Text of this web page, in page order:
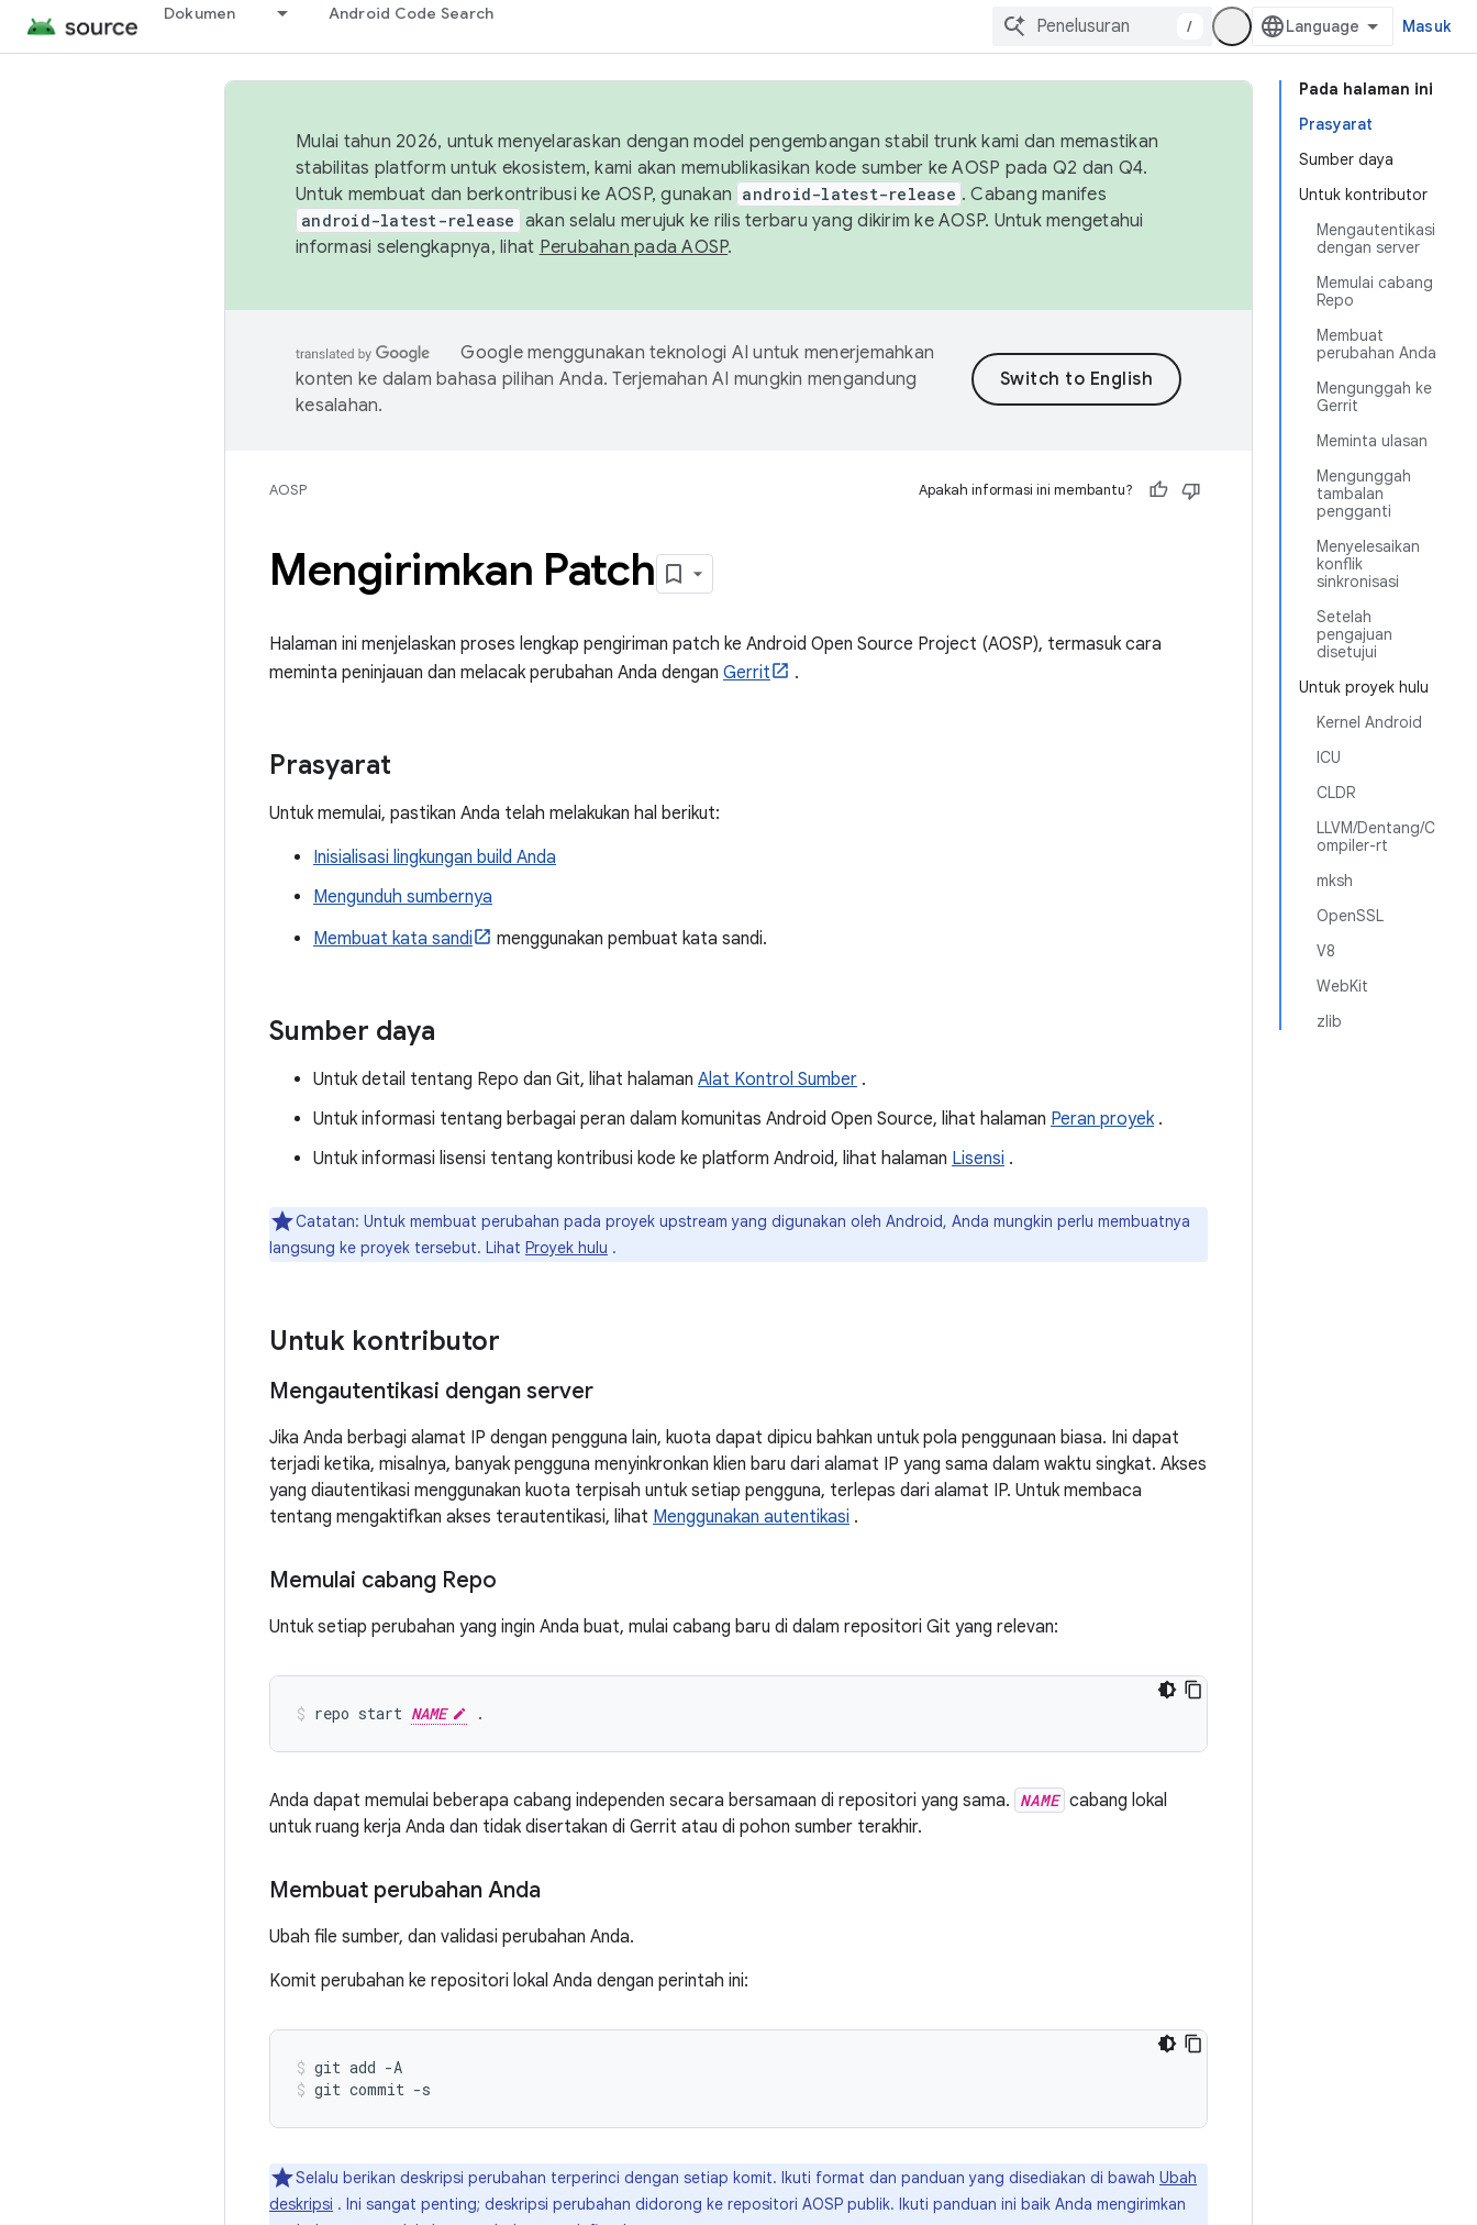
Dokumen Android Code Search
/ Masuk
Pada halaman ini
Prasyarat
Sumber daya
Untuk kontributor
Mengautentikasi
dengan server
Memulai cabang
Repo
Membuat
perubahan Anda
Mengunggah ke
Gerrit
Meminta ulasan
Mengunggah
tambalan
pengganti
Menyelesaikan
konflik
sinkronisasi
Setelah
pengajuan
disetujui
Untuk proyek hulu
Kernel Android
ICU
CLDR
LLVM/Dentang/C
ompiler-rt
mksh
OpenSSL
V8
WebKit
zlib
Mulai tahun 2026, untuk menyelaraskan dengan model pengembangan stabil trunk kami dan memastikan
stabilitas platform untuk ekosistem, kami akan memublikasikan kode sumber ke AOSP pada Q2 dan Q4.
Untuk membuat dan berkontribusi ke AOSP, gunakan android-latest-release . Cabang manifes
android-latest-release akan selalu merujuk ke rilis terbaru yang dikirim ke AOSP. Untuk mengetahui
informasi selengkapnya, lihat Perubahan pada AOSP.
Google menggunakan teknologi AI untuk menerjemahkan
konten ke dalam bahasa pilihan Anda. Terjemahan AI mungkin mengandung
kesalahan.
AOSP Apakah informasi ini membantu?
Mengirimkan Patch
Halaman ini menjelaskan proses lengkap pengiriman patch ke Android Open Source Project (AOSP), termasuk cara
meminta peninjauan dan melacak perubahan Anda dengan Gerrit .
Prasyarat
Untuk memulai, pastikan Anda telah melakukan hal berikut:
Inisialisasi lingkungan build Anda
Mengunduh sumbernya
Membuat kata sandi
menggunakan pembuat kata sandi.
Sumber daya
Untuk detail tentang Repo dan Git, lihat halaman Alat Kontrol Sumber .
Untuk informasi tentang berbagai peran dalam komunitas Android Open Source, lihat halaman Peran proyek.
Untuk informasi lisensi tentang kontribusi kode ke platform Android, lihat halaman Lisensi .
Catatan: Untuk membuat perubahan pada proyek upstream yang digunakan oleh Android, Anda mungkin perlu membuatnya
langsung ke proyek tersebut. Lihat Proyek hulu .
Untuk kontributor
Mengautentikasi dengan server
Jika Anda berbagi alamat IP dengan pengguna lain, kuota dapat dipicu bahkan untuk pola penggunaan biasa. Ini dapat
terjadi ketika, misalnya, banyak pengguna menyinkronkan klien baru dari alamat IP yang sama dalam waktu singkat. Akses
yang diautentikasi menggunakan kuota terpisah untuk setiap pengguna, terlepas dari alamat IP. Untuk membaca
tentang mengaktifkan akses terautentikasi, lihat Menggunakan autentikasi .
Memulai cabang Repo
Untuk setiap perubahan yang ingin Anda buat, mulai cabang baru di dalam repositori Git yang relevan:
repo start NAME .
Anda dapat memulai beberapa cabang independen secara bersamaan di repositori yang sama. NAME cabang lokal
untuk ruang kerja Anda dan tidak disertakan di Gerrit atau di pohon sumber terakhir.
Membuat perubahan Anda
Ubah file sumber, dan validasi perubahan Anda.
Komit perubahan ke repositori lokal Anda dengan perintah ini:
git add -A
git commit -s
Selalu berikan deskripsi perubahan terperinci dengan setiap komit. Ikuti format dan panduan yang disediakan di bawah Ubah
deskripsi . Ini sangat penting; deskripsi perubahan didorong ke repositori AOSP publik. Ikuti panduan ini baik Anda mengirimkan